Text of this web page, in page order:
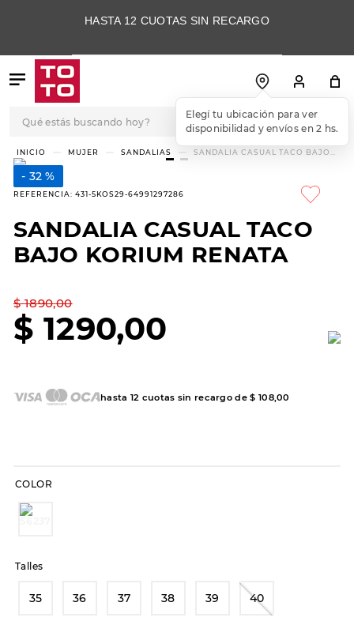
HASTA 12 CUOTAS SIN RECARGO
Elegí tu ubicación para ver
disponibilidad y envíos en 2 hs.
MUJER SANDALIAS
SANDALIA CASUAL TACO BAJO
32 %
REFERENCIA: 431-5KOS29-64991297286
SANDALIA CASUAL TACO
BAJO KORIUM RENATA
$ 1890,00
$ 1290,00
hasta 12 cuotas sin recargo de$ 108,00
COLOR
Talles
35 36 37 38 39 40
TÉRMINOS MÁS
BUSCADOS
skechers slip-ins